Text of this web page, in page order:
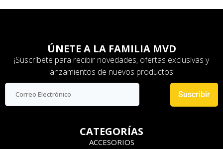
ÚNETE A LA FAMILIA MVD
¡Suscríbete para recibir novedades, ofertas exclusivas y
lanzamientos de nuevos productos!
Suscribir
CATEGORÍAS
ACCESORIOS